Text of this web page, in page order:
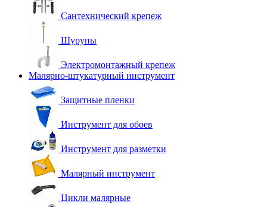
Сантехнический крепеж
Шурупы
Электромонтажный крепеж
Малярно-штукатурный инструмент
Защитные пленки
Инструмент для обоев
Инструмент для разметки
Малярный инструмент
Цикли малярные